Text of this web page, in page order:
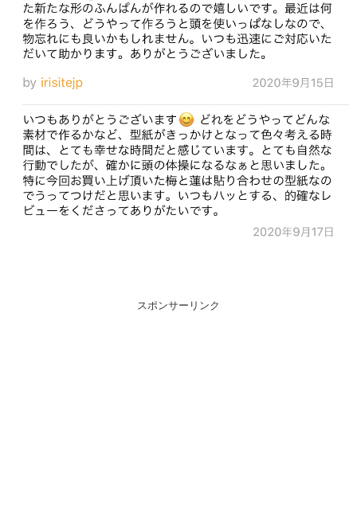
スポンサーリンク